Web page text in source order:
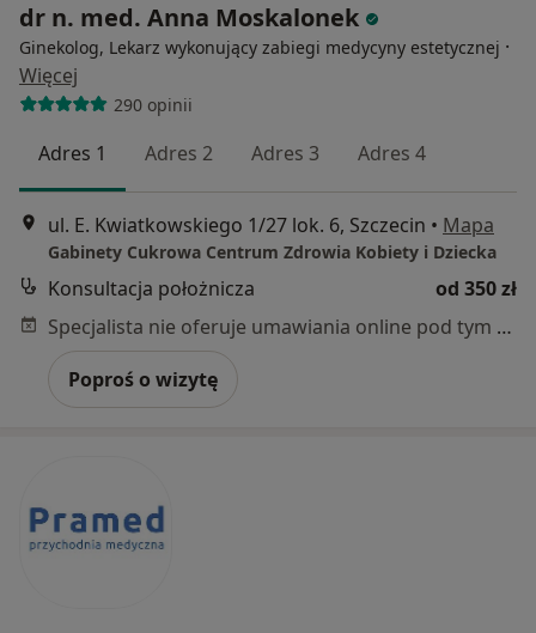
dr n. med. Anna Moskalonek
Ginekolog, Lekarz wykonujący zabiegi medycyny estetycznej ·
Więcej
290 opinii
Adres 1 Adres 2 Adres 3 Adres 4
ul. E. Kwiatkowskiego 1/27 lok. 6, Szczecin • Mapa
Gabinety Cukrowa Centrum Zdrowia Kobiety i Dziecka
Konsultacja położnicza
od 350 zł
Specjalista nie oferuje umawiania online pod tym adresem.
Poproś o wizytę